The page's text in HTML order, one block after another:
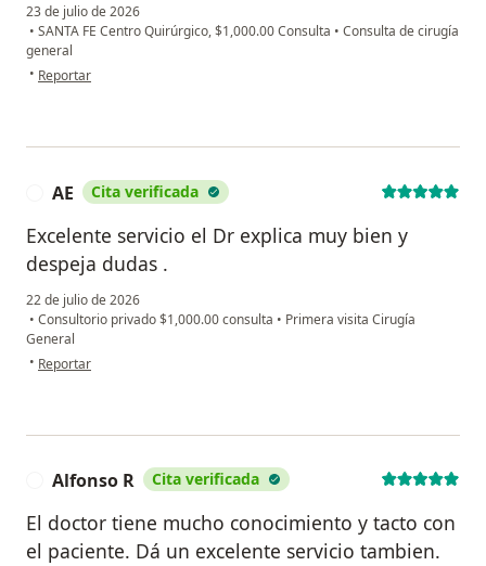
23 de julio de 2026
• SANTA FE Centro Quirúrgico, $1,000.00 Consulta • Consulta de cirugía
general
• en opinión del usuario RG
Reportar
AE Cita verificada
Excelente servicio el Dr explica muy bien y
despeja dudas .
22 de julio de 2026
• Consultorio privado $1,000.00 consulta • Primera visita Cirugía
General
• en opinión del usuario AE
Reportar
Alfonso R Cita verificada
El doctor tiene mucho conocimiento y tacto con
el paciente. Dá un excelente servicio tambien.